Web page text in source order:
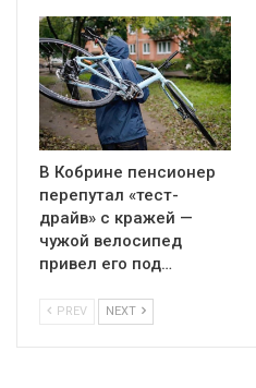
В Кобрине пенсионер
перепутал «тест-
драйв» с кражей —
чужой велосипед
привел его под…
PREV NEXT